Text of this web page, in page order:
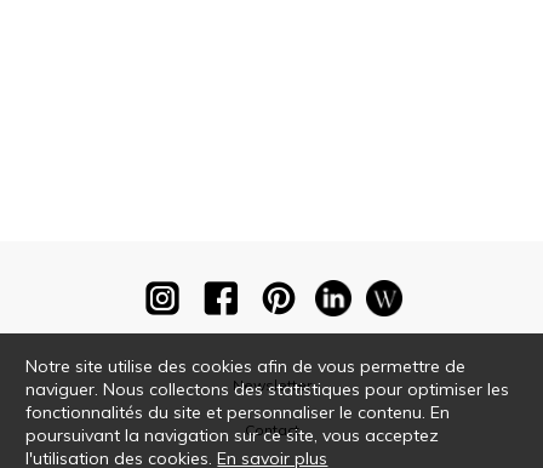
Newsletter
Contact
Notre site utilise des cookies afin de vous permettre de
naviguer. Nous collectons des statistiques pour optimiser les
fonctionnalités du site et personnaliser le contenu. En
poursuivant la navigation sur ce site, vous acceptez
l'utilisation des cookies.En savoir plus